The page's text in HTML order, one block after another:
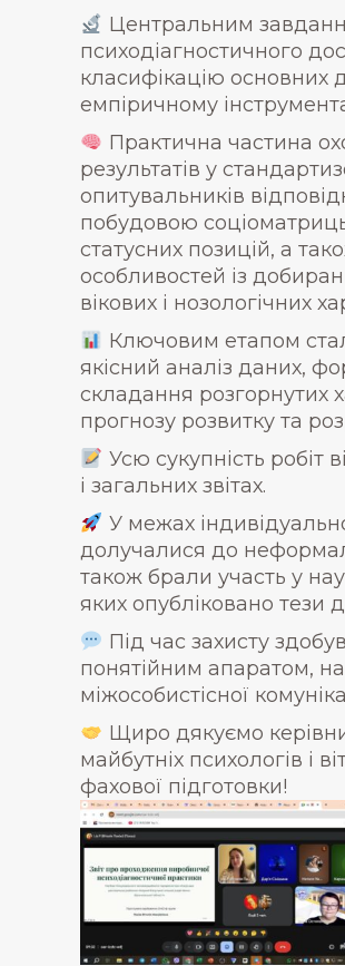
Центральним
психодіагностичного
класифікацію основних
емпіричному
Практична частина
результатів у
опитувальників
побудовою
статусних позицій, а
особливостей із
вікових і нозологічних
Ключовим етапом
якісний аналіз даних,
складання розгорнутих
прогнозу розвитку та
Усю сукупність
і загальних звітах.
У межах
долучалися до
також брали участь у
яких опубліковано тези
Під час захисту
понятійним апаратом,
міжособистісної
Щиро дякуємо
майбутніх психологів і
фахової підготовки!